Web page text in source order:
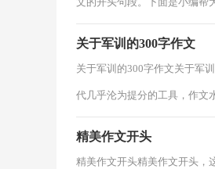
关于军训的300字作文
关于军训的300字作文关于军
代几乎沦为提分的工具，作文
精美作文开头
精美作文开头精美作文开头，